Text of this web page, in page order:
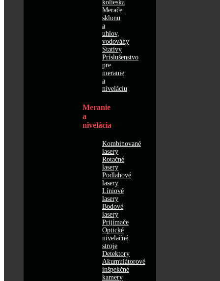
kolieska
Merače
sklonu
a
uhlov,
vodováhy
Statívy
Príslušenstvo
pre
meranie
a
niveláciu
Meranie
a
nivelácia
Kombinované
lasery
Rotačné
lasery
Podlahové
lasery
Líniové
lasery
Bodové
lasery
Prijímače
Optické
nivelačné
stroje
Detektory
Akumulátorové
inšpekčné
kamery